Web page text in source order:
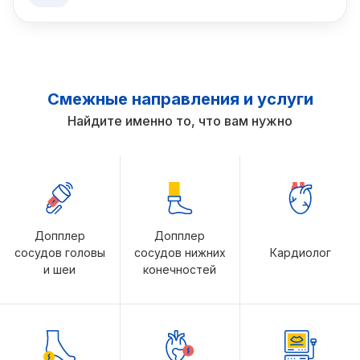
Смежные направления и услуги
Найдите именно то, что вам нужно
Допплер
сосудов головы
и шеи
Допплер
сосудов нижних
конечностей
Кардиолог